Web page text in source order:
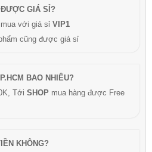
GIÁ SỈ?
với giá sỉ VIP1
cũng được giá sỉ
BAO NHIÊU?
Tới SHOP mua hàng được Free
KHÔNG?